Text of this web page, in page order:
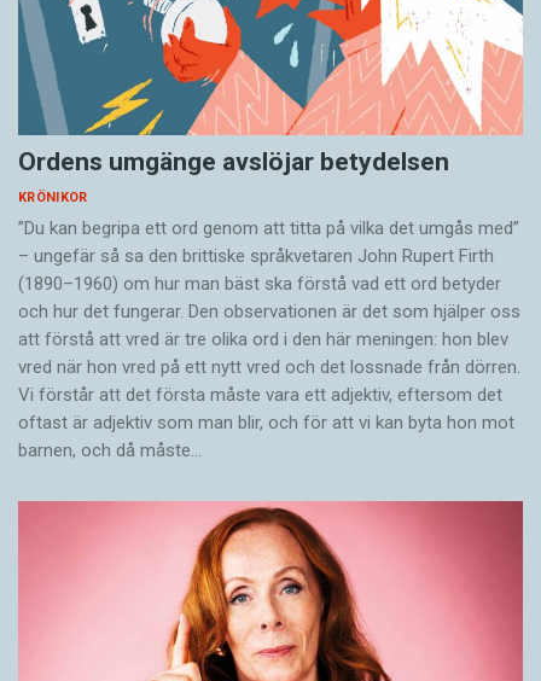
Ordens umgänge avslöjar betydelsen
KRÖNIKOR
”Du kan begripa ett ord genom att titta på vilka det umgås med”
– ungefär så sa den brittiske språkvetaren John Rupert Firth
(1890–1960) om hur man bäst ska förstå vad ett ord betyder
och hur det fungerar. Den ­observationen är det som hjälper oss
att förstå att vred är tre olika ord i den här meningen: hon blev
vred när hon vred på ett nytt vred och det lossnade från dörren.
Vi förstår att det första måste vara ett adjektiv, eftersom det
oftast är adjektiv som man blir, och för att vi kan byta hon mot
barnen, och då måste…